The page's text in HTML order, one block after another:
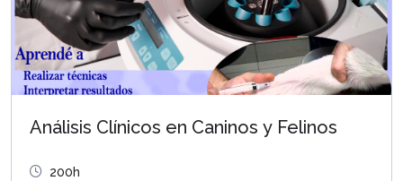
Análisis Clínicos en Caninos y Felinos
200h